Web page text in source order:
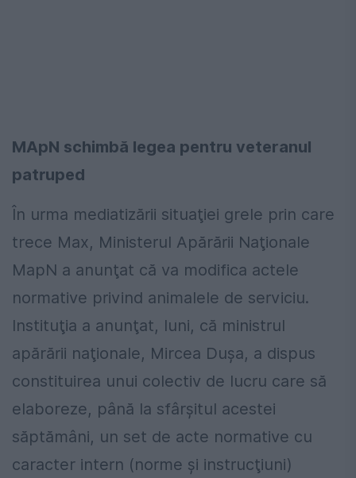
MApN schimbă legea pentru veteranul
patruped
În urma mediatizării situaţiei grele prin care
trece Max, Ministerul Apărării Naţionale
MapN a anunţat că va modifica actele
normative privind animalele de serviciu.
Instituţia a anunţat, luni, că ministrul
apărării naţionale, Mircea Duşa, a dispus
constituirea unui colectiv de lucru care să
elaboreze, până la sfârşitul acestei
săptămâni, un set de acte normative cu
caracter intern (norme şi instrucţiuni)